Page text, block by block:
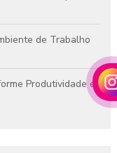
de Trabalho
Produtividade e